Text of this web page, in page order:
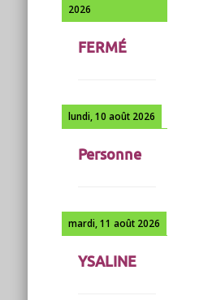
2026
FERMÉ
lundi, 10 août 2026
Personne
mardi, 11 août 2026
YSALINE